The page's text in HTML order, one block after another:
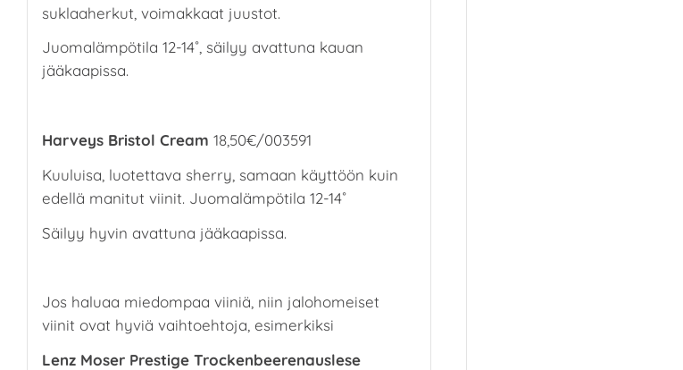
suklaaherkut, voimakkaat juustot.
Juomalämpötila 12-14˚, säilyy avattuna kauan
jääkaapissa.
Harveys Bristol Cream 18,50€/003591
Kuuluisa, luotettava sherry, samaan käyttöön kuin
edellä manitut viinit. Juomalämpötila 12-14˚
Säilyy hyvin avattuna jääkaapissa.
Jos haluaa miedompaa viiniä, niin jalohomeiset
viinit ovat hyviä vaihtoehtoja, esimerkiksi
Lenz Moser Prestige Trockenbeerenauslese